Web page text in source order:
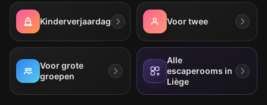
Kinderverjaardag Voor twee
Voor grote
groepen
Alle
escaperooms in
Liège